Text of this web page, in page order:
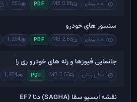
1 ماه پیش 0.86 MB
PDF
550
سنسور های خودرو
7 ماه پیش 2.63 MB
PDF
1,254
جانمایی فیوزها و رله های خودرو ری را
1 سال پیش 0.53 MB
PDF
1,904
نقشه ایسیو سقا (SAGHA) دنا EF7